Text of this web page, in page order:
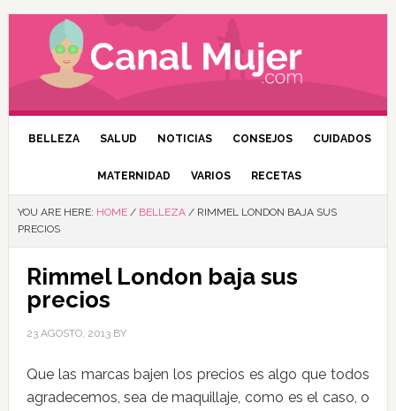
BELLEZA SALUD NOTICIAS CONSEJOS CUIDADOS
MATERNIDAD VARIOS RECETAS
YOU ARE HERE: HOME / BELLEZA /RIMMEL LONDON BAJA SUS
PRECIOS
Rimmel London baja sus
precios
23 AGOSTO, 2013BY
Que las marcas bajen los precios es algo que todos
agradecemos, sea de maquillaje, como es el caso, o